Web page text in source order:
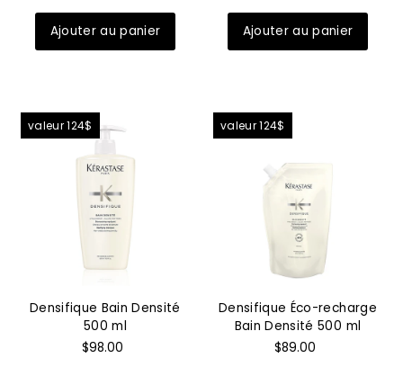
valeur 124$
Densifique Bain Densité
500 ml
$98.00
valeur 124$
Densifique Éco-recharge
Bain Densité 500 ml
$89.00